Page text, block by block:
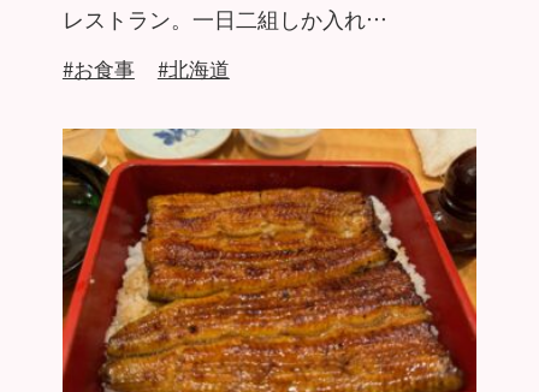
レストラン。一日二組しか入れ…
#お食事 #北海道